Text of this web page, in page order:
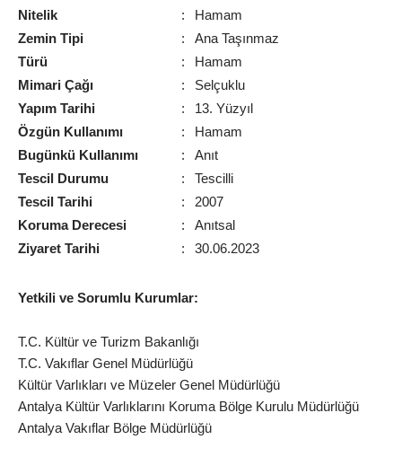
Nitelik
:
Hamam
Zemin Tipi
:
Ana Taşınmaz
Türü
:
Hamam
Mimari Çağı
:
Selçuklu
Yapım Tarihi
:
13. Yüzyıl
Özgün Kullanımı
:
Hamam
Bugünkü Kullanımı
:
Anıt
Tescil Durumu
:
Tescilli
Tescil Tarihi
:
2007
Koruma Derecesi
:
Anıtsal
Ziyaret Tarihi
: 30.06.2023
Yetkili ve Sorumlu Kurumlar:
T.C. Kültür ve Turizm Bakanlığı
T.C. Vakıflar Genel Müdürlüğü
Kültür Varlıkları ve Müzeler Genel Müdürlüğü
Antalya Kültür Varlıklarını Koruma Bölge Kurulu Müdürlüğü
Antalya Vakıflar Bölge Müdürlüğü